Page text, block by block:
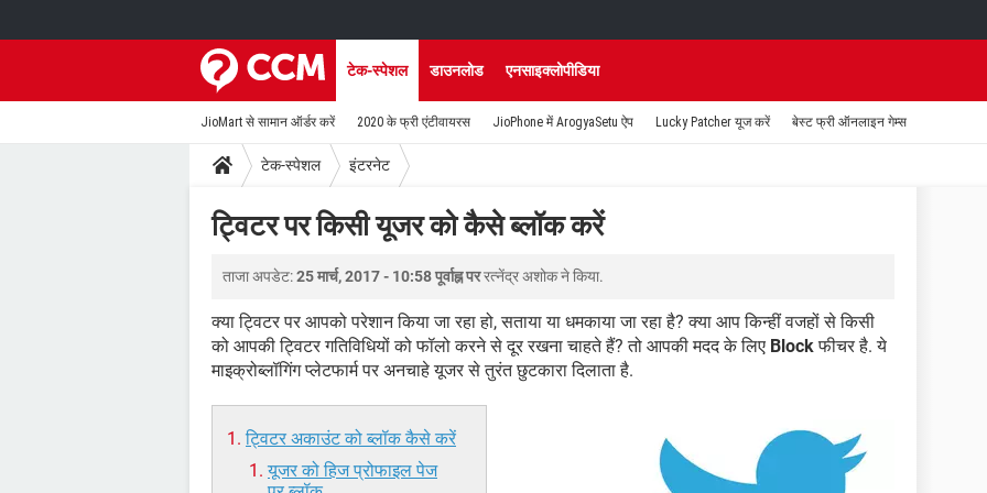
टेक-स्पेशल डाउनलोड एनसाइक्लोपीडिया
JioMart से सामान ऑर्डर करें 2020 के फ्री एंटीवायरस JioPhone में ArogyaSetu ऐप Lucky Patcher यूज करें बेस्ट फ्री ऑनलाइन गेम्स
टेक-स्पेशल इंटरनेट
ट्विटर पर किसी यूजर को कैसे ब्लॉक करें
ताजा अपडेट:25 मार्च, 2017 - 10:58 पूर्वाह्न पररत्नेंद्र अशोकने किया.
क्या ट्विटर पर आपको परेशान किया जा रहा हो, सताया या धमकाया जा रहा है? क्या आप किन्हीं वजहों से किसी
को आपकी ट्विटर गतिविधियों को फॉलो करने से दूर रखना चाहते हैं? तो आपकी मदद के लिए Blockफीचर है. ये
माइक्रोब्लॉगिंग प्लेटफार्म पर अनचाहे यूजर से तुरंत छुटकारा दिलाता है.
ट्विटर अकाउंट को ब्लॉक कैसे करें
यूजर को हिज प्रोफाइल पेज